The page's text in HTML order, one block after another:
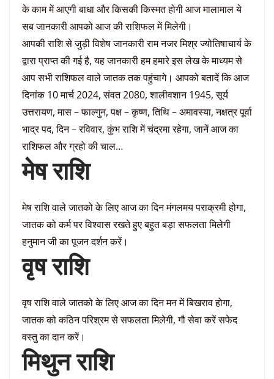
के काम में आएगी बाधा और किसकी किस्मत होगी आज मालामाल ये
सब जानकारी आपको आज की राशिफल में मिलेगी।
आपकी राशि से जुड़ी विशेष जानकारी राम नजर मिश्र ज्योतिषाचार्य के
द्वारा प्राप्त की गई है, यह जानकारी हम हमारे इस लेख के माध्यम से
आप सभी राशिफल वाले जातक तक पहुंचागे। आपको बतादें कि आज
दिनांक 10 मार्च 2024, संवत 2080, शालीवशान 1945, सूर्य
उत्तरायण, मास – फाल्गुन, पक्ष – कृष्ण, तिथि – अमावस्या, नक्षत्र पूर्वा
भाद्र पद, दिन – रविवार, कुंभ राशि में चंद्रमा रहेगा, जानें आज का
राशिफल और ग्रहो की चाल…
मेष राशि
मेष राशि वाले जातको के लिए आज का दिन मंगलमय पराक्रमी होगा,
जातक को कर्म पर विश्वास रखते हुए बहुत बड़ा सफलता मिलेगी
हनुमान जी का पूजन दर्शन करें।
वृष राशि
वृष राशि वाले जातको के लिए आज का दिन मन में बिखराव होगा,
जातक को कठिन परिश्रम से सफलता मिलेगी, गौ सेवा करें सफेद
वस्तु का दान करें।
मिथुन राशि